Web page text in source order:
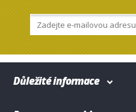
SUZUKI: Kizashi
TOYOTA: Avensis, Corolla X
Důležité informace